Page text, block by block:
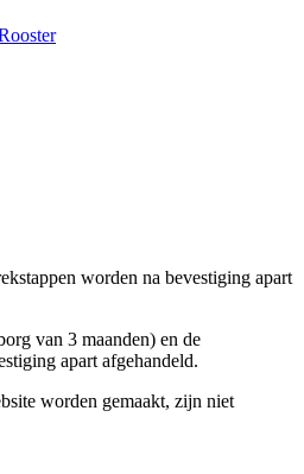
worden na bevestiging apart
van 3 maanden) en de
apart afgehandeld.
worden gemaakt, zijn niet